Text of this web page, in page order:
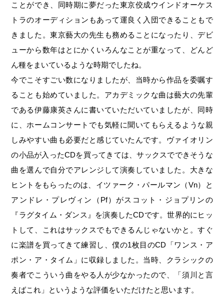
ことができ、同時期に夢だった東京佼成ウインドオーケス
トラのオーディションもあって運良く入団できることもで
きました。東京藝大の先生も務めることになったり、デビ
ューから数年はとにかくいろんなことが重なって、どんど
ん種をまいているような時期でしたね。
今でこそすごい数になりましたが、当時から作品を委嘱す
ることも始めていました。アカデミックな曲は藝大の先輩
である伊藤康英さんに書いていただいていましたが、同時
に、ホームコンサートでも気軽に聞いてもらえるような親
しみやすい曲も必要だと感じていたんです。ヴァイオリン
の小品が入ったCDを買ってきては、サックスでできそうな
曲を選んで自分でアレンジして演奏していました。大きな
ヒントをもらったのは、イツァーク・パールマン（Vn）と
アンドレ・プレヴィン（Pf）がスコット・ジョプリンの
『ラグタイム・ダンス』を演奏したCDです。世界的にヒッ
トして、これはサックスでもできるんじゃないかと。すぐ
に楽譜を買ってきて練習し、僕の1枚目のCD「ワンス・ア
ポン・ア・タイム」に収録しました。当時、クラシックの
奏者でこういう曲をやる人が少なかったので、「須川と言
えばこれ」というような評価をいただけたと思います。